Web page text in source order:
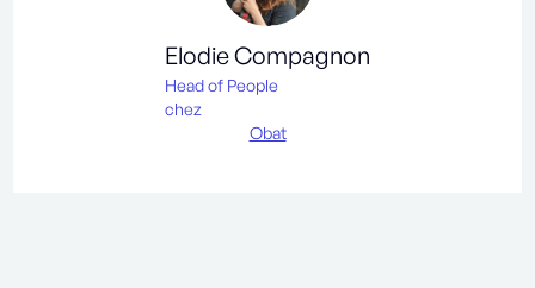
Elodie Compagnon
Head of People
chez
Obat